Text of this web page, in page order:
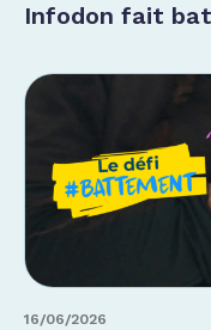
Infodon fait
16/06/2026